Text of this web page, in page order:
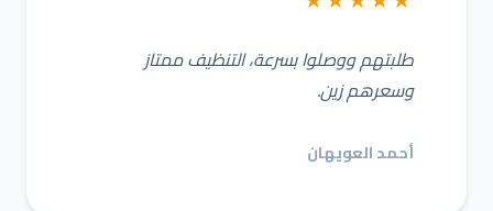
طلبتهم ووصلوا بسرعة، التنظيف ممتاز
وسعرهم زين.
أحمد العويهان